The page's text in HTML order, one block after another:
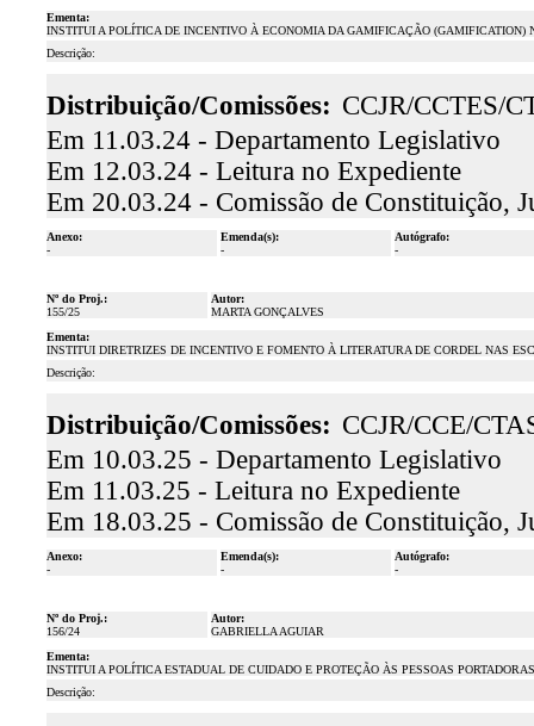
Ementa:
INSTITUI A POLÍTICA DE INCENTIVO À ECONOMIA DA GAMIFICAÇÃO (GAMIFICATION)
Descrição:
Distribuição/Comissões: CCJR/CCTES/
Em 11.03.24 - Departamento Legislativo
Em 12.03.24 - Leitura no Expediente
Em 20.03.24 - Comissão de Constituição,
Anexo:
-
Emenda(s):
-
Autógrafo:
-
Nº do Proj.:
155/25
Autor:
MARTA GONÇALVES
Ementa:
INSTITUI DIRETRIZES DE INCENTIVO E FOMENTO À LITERATURA DE CORDEL NAS
Descrição:
Distribuição/Comissões: CCJR/CCE/
Em 10.03.25 - Departamento Legislativo
Em 11.03.25 - Leitura no Expediente
Em 18.03.25 - Comissão de Constituição,
Anexo:
-
Emenda(s):
-
Autógrafo:
-
Nº do Proj.:
156/24
Autor:
GABRIELLA AGUIAR
Ementa:
INSTITUI A POLÍTICA ESTADUAL DE CUIDADO E PROTEÇÃO ÀS PESSOAS
Descrição: